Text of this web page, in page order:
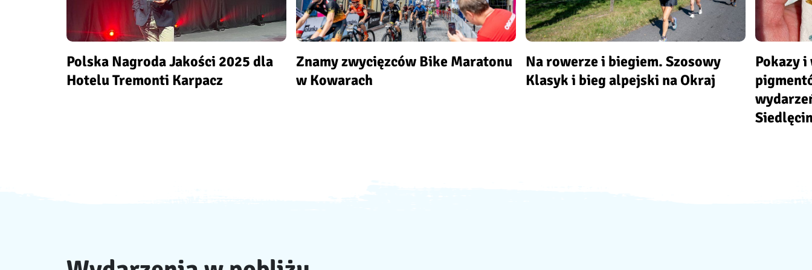
Polska Nagroda Jakości 2025 dla
Hotelu Tremonti Karpacz
Znamy zwycięzców Bike Maratonu
w Kowarach
Na rowerze i biegiem. Szosowy
Klasyk i bieg alpejski na Okraj
Pokazy